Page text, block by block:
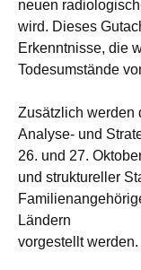
neuen
wird. Dieses
Erkenntnisse, die
Todesumstände
Zusätzlich werden
Analyse- und
26. und 27.
und struktureller
Ländern
vorgestellt werden.